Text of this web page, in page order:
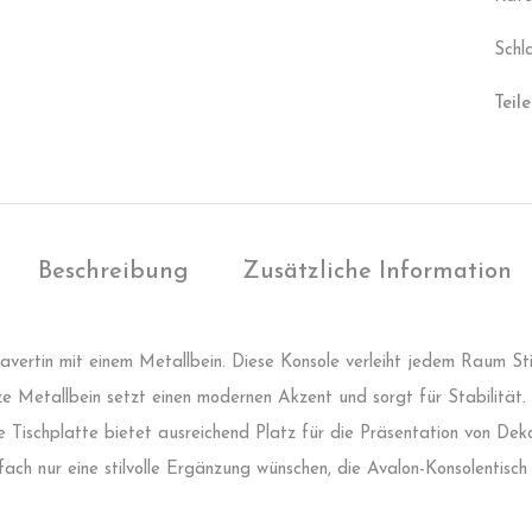
Beschreibung Zusätzliche Information
mit einem Metallbein. Diese Konsole verleiht jedem Raum
Metallbein setzt einen modernen Akzent und sorgt für Stabilität.
Tischplatte bietet ausreichend Platz für die Präsentation von
nur eine stilvolle Ergänzung wünschen, die Avalon-